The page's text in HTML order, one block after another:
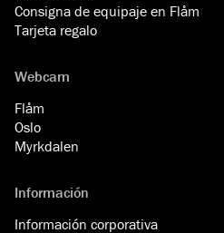
Consigna de equipaje en Flåm
Tarjeta regalo
Webcam
Flåm
Oslo
Myrkdalen
Información
Información corporativa